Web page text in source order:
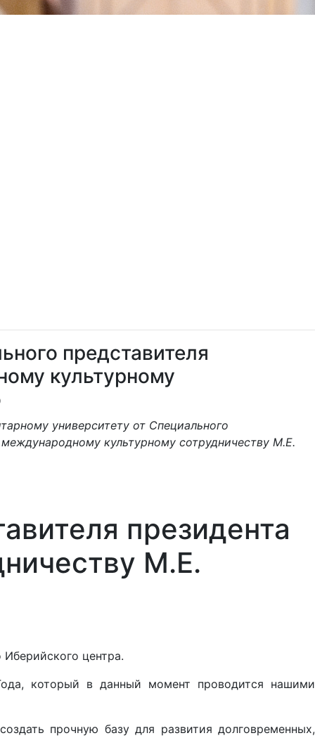
представителя
культурному
университету от Специального
культурному сотрудничеству М.Е.
президента
М.Е.
центра.
который в данный момент проводится нашими
прочную базу для развития долговременных,